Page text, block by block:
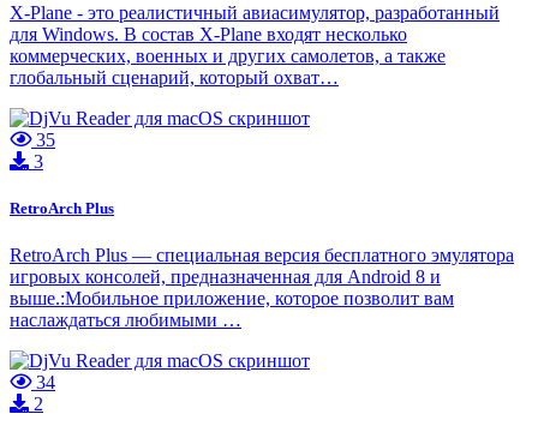
X-Plane - это реалистичный авиасимулятор, разработанный
для Windows. В состав X-Plane входят несколько
коммерческих, военных и других самолетов, а также
глобальный сценарий, который охват…
35
3
RetroArch Plus
RetroArch Plus — специальная версия бесплатного эмулятора
игровых консолей, предназначенная для Android 8 и
выше.:Мобильное приложение, которое позволит вам
наслаждаться любимыми …
34
2